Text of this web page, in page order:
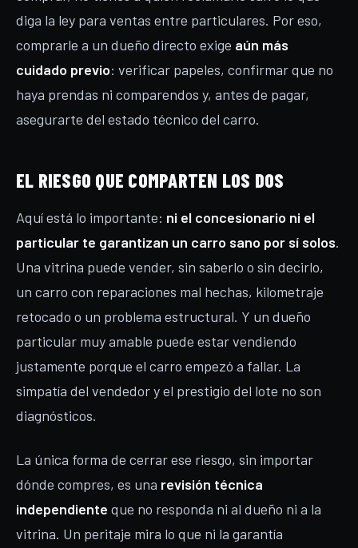
diga la ley para ventas entre particulares. Por eso,
comprarle a un dueño directo exige aún más
cuidado previo: verificar papeles, confirmar que no
haya prendas ni comparendos y, antes de pagar,
asegurarte del estado técnico del carro.
EL RIESGO QUE COMPARTEN LOS DOS
Aquí está lo importante: ni el concesionario ni el
particular te garantizan un carro sano por sí solos.
Una vitrina puede vender, sin saberlo o sin decirlo,
un carro con reparaciones mal hechas, kilometraje
retocado o un problema estructural. Y un dueño
particular muy amable puede estar vendiendo
justamente porque el carro empezó a fallar. La
simpatía del vendedor y el prestigio del lote no son
diagnósticos.
La única forma de cerrar ese riesgo, sin importar
dónde compres, es una revisión técnica
independiente que no responda ni al dueño ni a la
vitrina. Un peritaje mira lo que ni la garantía